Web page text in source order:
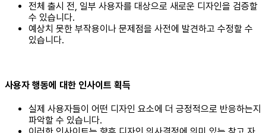
전체 출시 전, 일부 사용자를 대상으로 새로운 디자인을 검증할
수 있습니다.
예상치 못한 부작용이나 문제점을 사전에 발견하고 수정할 수
있습니다.
사용자 행동에 대한 인사이트 획득
실제 사용자들이 어떤 디자인 요소에 더 긍정적으로 반응하는지
파악할 수 있습니다.